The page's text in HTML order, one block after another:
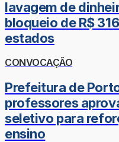
lavagem de
bloqueio de R$
estados
CONVOCAÇÃO
Prefeitura de
professores
seletivo para
ensino